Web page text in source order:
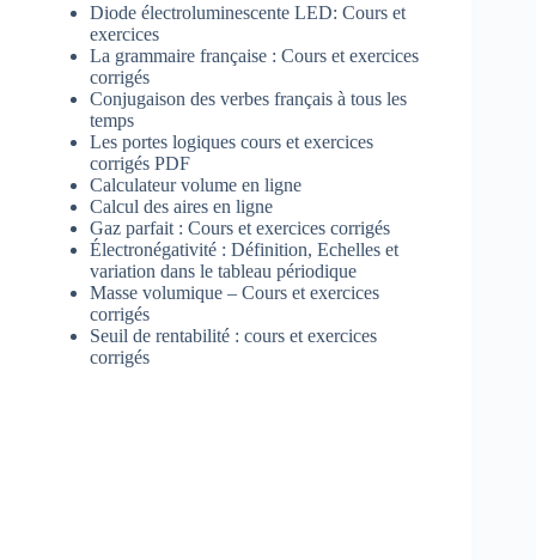
Diode électroluminescente LED: Cours et
exercices
La grammaire française : Cours et exercices
corrigés
Conjugaison des verbes français à tous les
temps
Les portes logiques cours et exercices
corrigés PDF
Calculateur volume en ligne
Calcul des aires en ligne
Gaz parfait : Cours et exercices corrigés
Électronégativité : Définition, Echelles et
variation dans le tableau périodique
Masse volumique – Cours et exercices
corrigés
Seuil de rentabilité : cours et exercices
corrigés